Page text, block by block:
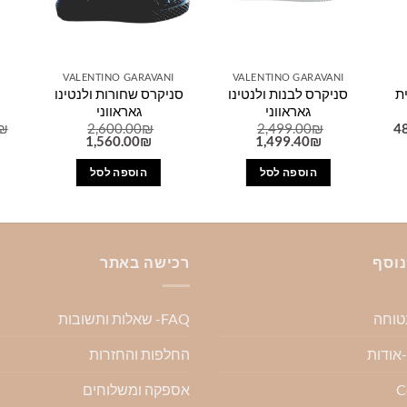
המחיר
VALENTINO GARAVANI
סניקרס לבנות ולנטינו
גאראווני
2,499.00₪
המחיר
2,499.00₪.
1,499.40₪
הוספה לסל
VALENTINO GARAVANI
סניקרס שחורות ולנטינו
גאראווני
2,600.00₪
המחיר
2,600.00₪.
1,560.00₪
המחיר
הוספה לסל
רכישה באתר
FAQ- שאלות ותשובות
החלפות והחזרות
אספקה ומשלוחים